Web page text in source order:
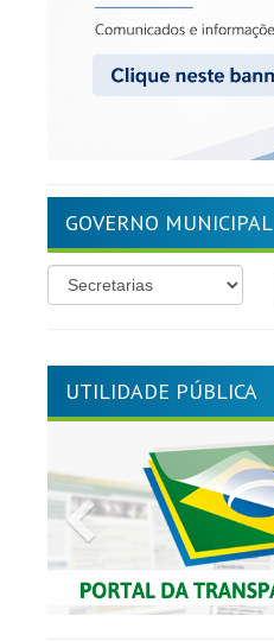
GOVERNO MUNICIPAL
UTILIDADE PÚBLICA
Previous